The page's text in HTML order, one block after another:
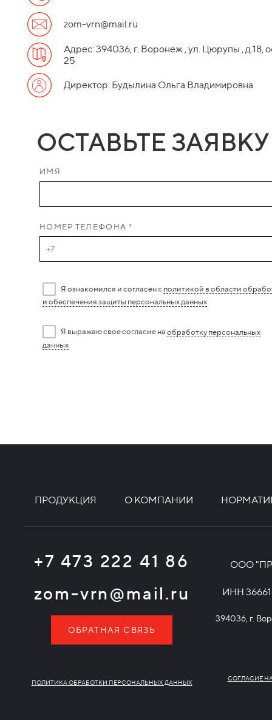
zom-vrn@mail.ru
Адрес: 394036, г. Воронеж , ул. Цюрупы , д.18,
25
Директор: Будылина Ольга Владимировна
ОСТАВЬТЕ
ИМЯ
НОМЕР ТЕЛЕФОНА *
Я ознакомился и согласен с политикой в области
и обеспечения защиты персональных данных
Я выражаю свое согласие на обработку персональных
данных
ПРОДУКЦИЯ О КОМПАНИИ
+7 473 222 41 86
zom-vrn@mail.ru
ОБРАТНАЯ СВЯЗЬ
ООО
ИНН
394036, г.
ПОЛИТИКА ОБРАБОТКИ ПЕРСОНАЛЬНЫХ ДАННЫХ
СОГЛАСИЕ